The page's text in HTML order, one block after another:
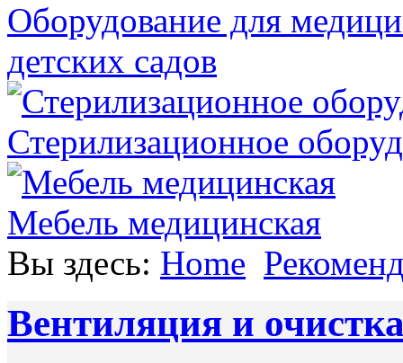
Оборудование для
детских садов
Стерилизационное
Мебель медицинская
Вы здесь: Home
Вентиляция и